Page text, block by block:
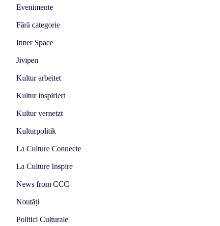
Evenimente
Fără categorie
Inner Space
Jivipen
Kultur arbeitet
Kultur inspiriert
Kultur vernetzt
Kulturpolitik
La Culture Connecte
La Culture Inspire
News from CCC
Noutăți
Politici Culturale